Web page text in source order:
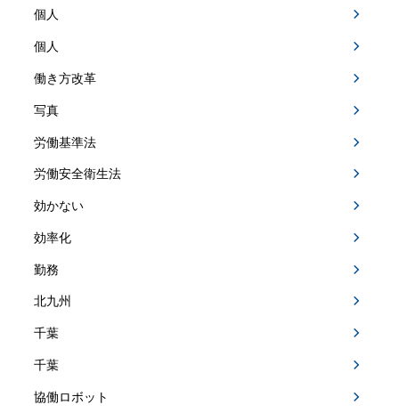
個人
個人
働き方改革
写真
労働基準法
労働安全衛生法
効かない
効率化
勤務
北九州
千葉
千葉
協働ロボット